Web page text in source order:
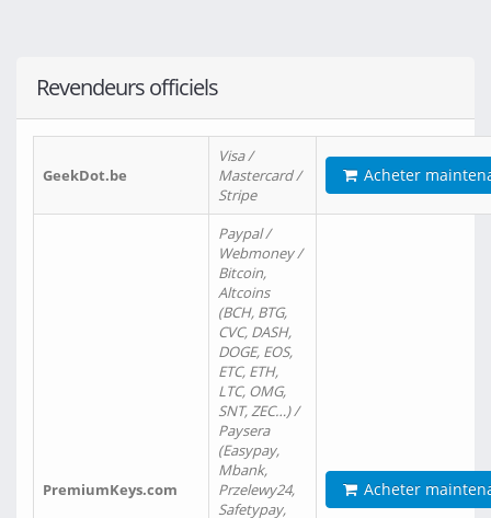
Revendeurs officiels
GeekDot.be
Visa /
Mastercard /
Stripe
Acheter
PremiumKeys.com
Paypal /
Webmoney /
Bitcoin,
Altcoins
(BCH, BTG,
CVC, DASH,
DOGE, EOS,
ETC, ETH,
LTC, OMG,
SNT, ZEC…) /
Paysera
(Easypay,
Mbank,
Przelewy24,
Safetypay,
Acheter